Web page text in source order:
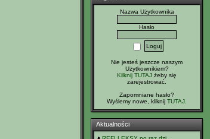
Nazwa Użytkownika
Hasło
Nie jesteś jeszcze naszym
Użytkownikiem?
Kilknij TUTAJ żeby się
zarejestrować.
Zapomniane hasło?
Wyślemy nowe, kliknij TUTAJ
Aktualności